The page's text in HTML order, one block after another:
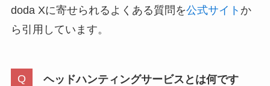
doda Xに寄せられるよくある質問を公式サイト か
ら引用しています。
ヘッドハンティングサービスとは何です